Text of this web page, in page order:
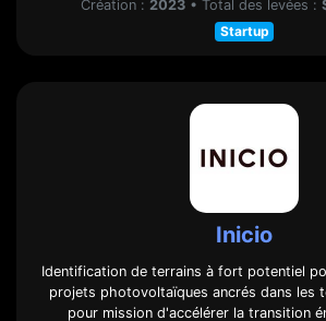
Création : 2023 • Total des levées :
Startup
Inicio
Identification de terrains à fort potentiel
projets photovoltaïques ancrés dans les
pour mission d'accélérer la transition